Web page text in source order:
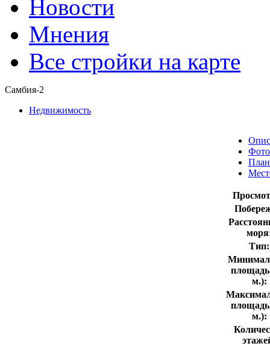
Новости
Мнения
Все стройки на карте
Самбия-2
Недвижимость
Фото
Тип:
м.):
м.):